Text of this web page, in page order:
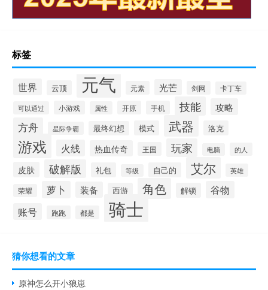
标签
世界 云顶 元气 元素 光芒 剑网 卡丁车
可以通过 小游戏 属性 开原 手机 技能 攻略
方舟 星际争霸 最终幻想 模式 武器 洛克
游戏 火线 热血传奇 王国 玩家 电脑 的人
皮肤 破解版 礼包 等级 自己的 艾尔 英雄
荣耀 萝卜 装备 西游 角色 解锁 谷物
账号 跑跑 都是 骑士
猜你想看的文章
原神怎么开小狼崽